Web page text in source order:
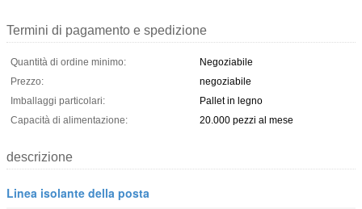
Termini di pagamento e spedizione
Quantità di ordine minimo:
Negoziabile
Prezzo:
negoziabile
Imballaggi particolari:
Pallet in legno
Capacità di alimentazione:
20.000 pezzi al mese
descrizione
Linea isolante della posta